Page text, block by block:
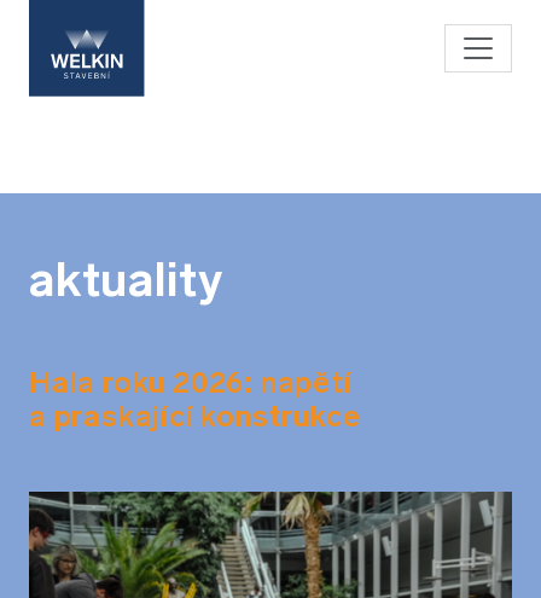
aktuality
Hala roku 2026: napětí
a praskající konstrukce